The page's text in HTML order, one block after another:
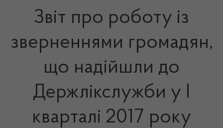
Звіт про роботу із
зверненнями громадян,
що надійшли до
Держлікслужби у І
кварталі 2017 року